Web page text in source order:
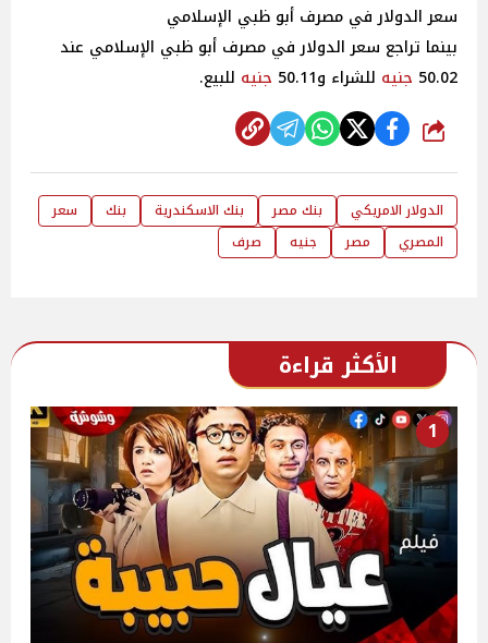
سعر الدولار في مصرف أبو ظبي الإسلامي
بينما تراجع سعر الدولار في مصرف أبو ظبي الإسلامي عند
50.02 جنيه للشراء و50.11 جنيه للبيع.
شارك
الدولار الامريكي بنك مصر بنك الاسكندرية بنك
سعر
المصري
مصر جنيه صرف
الأكثر قراءة
1